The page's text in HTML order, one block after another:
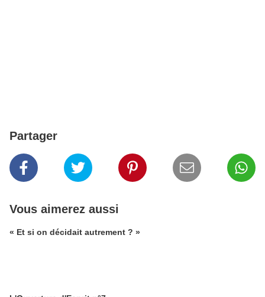
Partager
Vous aimerez aussi
« Et si on décidait autrement ? »